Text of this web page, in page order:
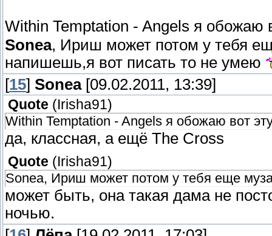
Within Temptation - Angels я обожаю
Sonea, Ириш может потом у тебя
напишешь,я вот писать то не умею
[15] Sonea[09.02.2011, 13:39]
Quote ( Irisha91)
Within Temptation - Angels я обожаю вот
да, классная, а ещё The Cross
Quote (Irisha91)
Sonea, Ириш может потом у тебя еще
может быть, она такая дама не
ночью.